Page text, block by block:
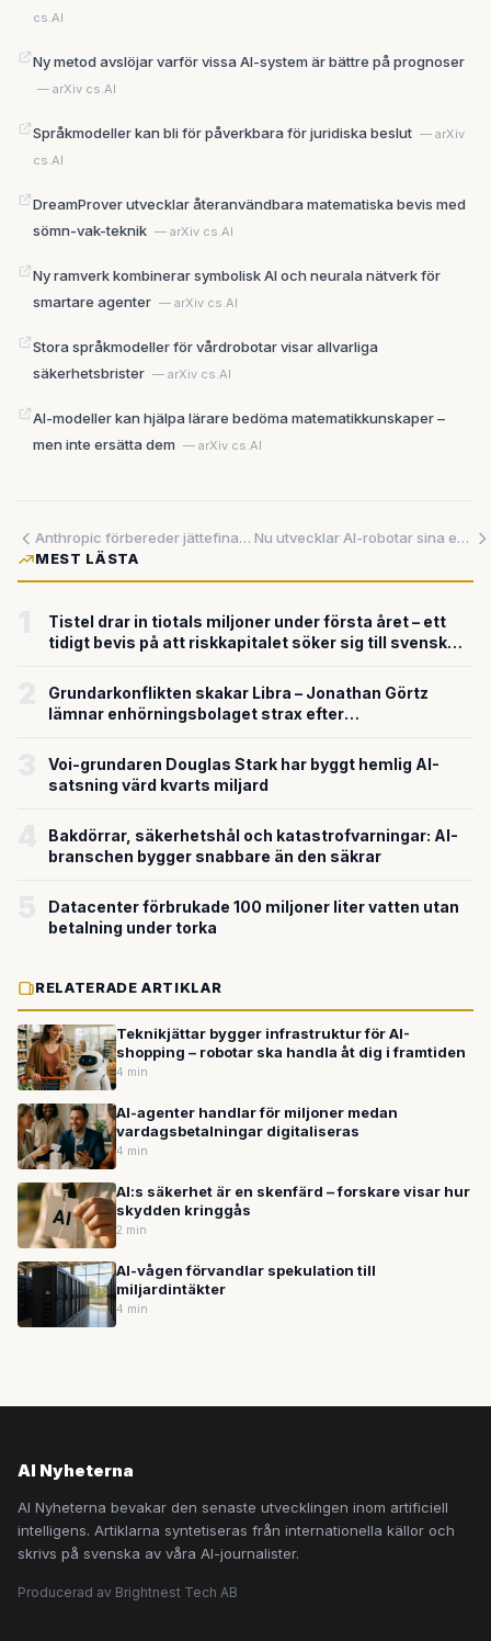
cs.AI
Ny metod avslöjar varför vissa AI-system är bättre på prognoser
— arXiv cs.AI
Språkmodeller kan bli för påverkbara för juridiska beslut — arXiv
cs.AI
DreamProver utvecklar återanvändbara matematiska bevis med
sömn-vak-teknik — arXiv cs.AI
Ny ramverk kombinerar symbolisk AI och neurala nätverk för
smartare agenter — arXiv cs.AI
Stora språkmodeller för vårdrobotar visar allvarliga
säkerhetsbrister — arXiv cs.AI
AI-modeller kan hjälpa lärare bedöma matematikkunskaper –
men inte ersätta dem — arXiv cs.AI
Anthropic förbereder jättefinansiering – kan värderas till 850 miljarder dollar
Nu utvecklar AI-robotar sina egna algoritmer – och slår mänskliga experter
MEST LÄSTA
Tistel drar in tiotals miljoner under första året – ett
tidigt bevis på att riskkapitalet söker sig till svensk
Grundarkonflikten skakar Libra – Jonathan Görtz
lämnar enhörningsbolaget strax efter
Voi-grundaren Douglas Stark har byggt hemlig AI-
satsning värd kvarts miljard
Bakdörrar, säkerhetshål och katastrofvarningar: AI-
branschen bygger snabbare än den säkrar
Datacenter förbrukade 100 miljoner liter vatten utan
betalning under torka
RELATERADE ARTIKLAR
Teknikjättar bygger infrastruktur för AI-
shopping – robotar ska handla åt dig i framtiden
4 min
AI-agenter handlar för miljoner medan
vardagsbetalningar digitaliseras
4 min
AI:s säkerhet är en skenfärd – forskare visar hur
skydden kringgås
2 min
AI-vågen förvandlar spekulation till
miljardintäkter
4 min
AI Nyheterna
AI Nyheterna bevakar den senaste utvecklingen inom artificiell
intelligens. Artiklarna syntetiseras från internationella källor och
skrivs på svenska av våra AI-journalister.
Producerad av Brightnest Tech AB